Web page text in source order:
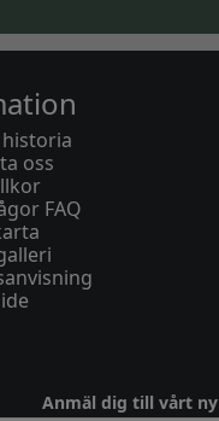
historia
oss
FAQ
Anmäl dig till vårt